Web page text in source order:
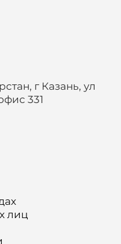
г Казань, ул
331
лиц